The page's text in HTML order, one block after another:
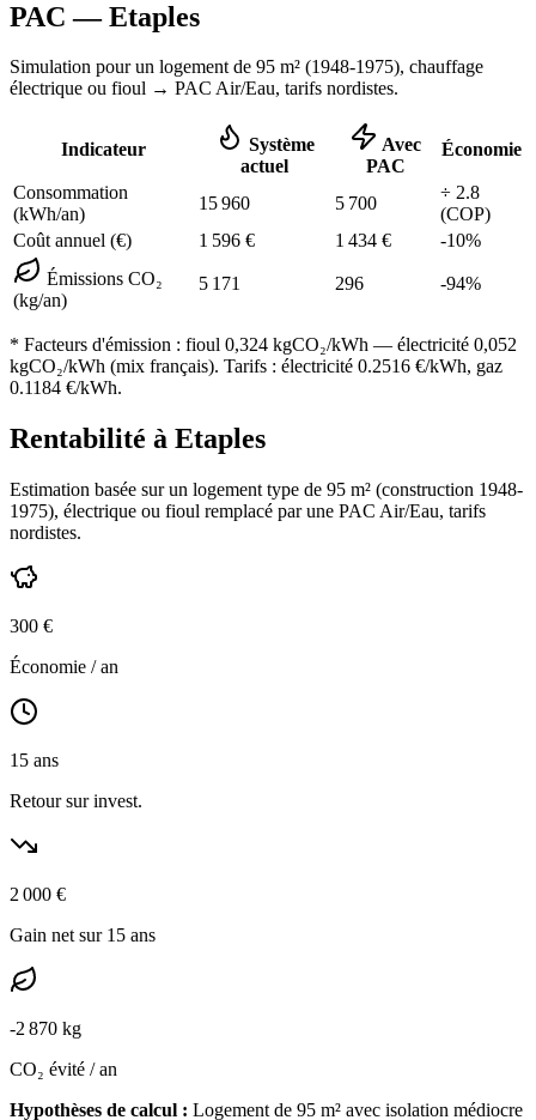
PAC —Etaples
Simulation pour un logement de 95 m² (1948-1975), chauffage
électrique ou fioul → PAC Air/Eau, tarifs nordistes.
Indicateur
Système
actuel
Avec
PAC
Économie
Consommation
(kWh/an)
15 960 5 700
÷ 2.8
(COP)
Coût annuel (€)
1 596 € 1 434 € -10%
Émissions CO₂
(kg/an)
5 171 296 -94%
* Facteurs d'émission : fioul 0,324 kgCO₂/kWh — électricité 0,052
kgCO₂/kWh (mix français). Tarifs : électricité 0.2516 €/kWh, gaz
0.1184 €/kWh.
Rentabilité à Etaples
Estimation basée sur un logement type de 95 m² (construction 1948-
1975), électrique ou fioul remplacé par une PAC Air/Eau, tarifs
nordistes.
300 €
Économie / an
15 ans
Retour sur invest.
2 000 €
Gain net sur 15 ans
-2 870 kg
CO₂ évité / an
Hypothèses de calcul : Logement de 95 m² avec isolation médiocre